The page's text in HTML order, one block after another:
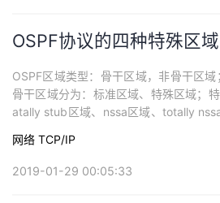
OSPF协议的四种特殊区
OSPF区域类型：骨干区域，非骨干区
骨干区域分为：标准区域、特殊区域；
atally stub区域、nssa区域、totally
按照上图配置基本网络IP地址，上篇文
次，按照上图我们我们配置OSPF，其中
网络 TCP/IP
2019-01-29 00:05:33